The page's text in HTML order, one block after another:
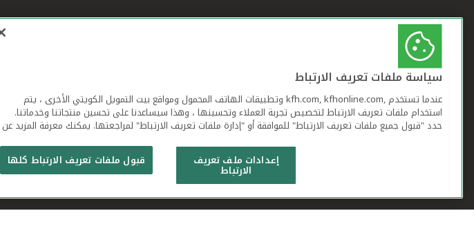
بيت التمويل الكويتي جميع
شروط وأحكام استخدام الموقع الإلكتروني
سياسة ملفات تعريف الارتباط
عندما تستخدم ,kfh.com, kfhonline.com وتطبيقات الهاتف المحمول ومواقع بيت التمويل الكويتي الأخرى ، يتم
استخدام ملفات تعريف الارتباط لتخصيص تجربة العملاء وتحسينها ، وهذا سيساعدنا على تحسين منتجاتنا وخدماتنا.
حدد "قبول جميع ملفات تعريف الارتباط" للموافقة أو "إدارة ملفات تعريف الارتباط" لمراجعتها. يمكنك معرفة المزيد عن
قبول ملفات تعريف الارتباط كلها
إعدادات ملف تعريف
الارتباط